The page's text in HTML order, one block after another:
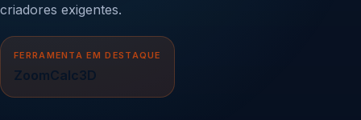
criadores exigentes.
FERRAMENTA EM DESTAQUE
ZoomCalc3D